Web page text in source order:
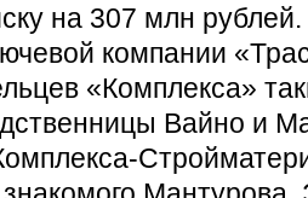
на 307 млн рублей.
компании
«Комплекса»
Вайно и